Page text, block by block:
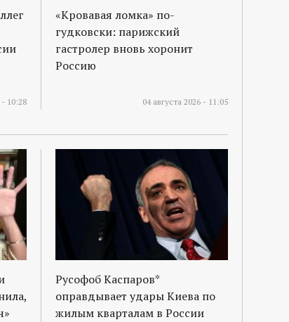
- 10:28
«Кровавая ломка» по-
гудковски: парижский
гастролер вновь хоронит
Россию
04 августа 2026 - 11:05
Русофоб Каспаров*
оправдывает удары Киева по
жилым кварталам в России